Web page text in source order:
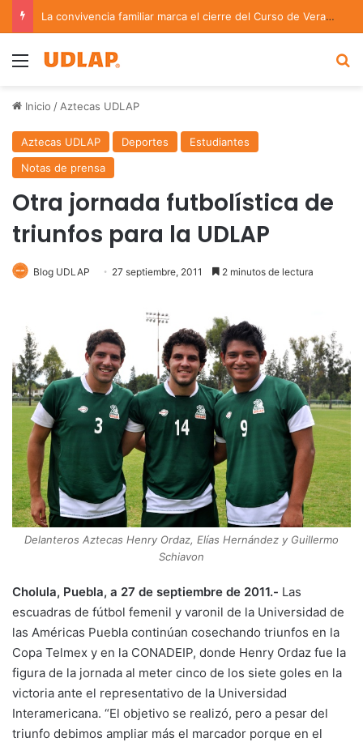
La convivencia familiar marca el cierre del Curso de Verano de Escuelas Aztecas
Menu
Inicio / Aztecas UDLAP
Aztecas UDLAP Deportes
Estudiantes
Notas de prensa
Otra jornada futbolística de
triunfos para la UDLAP
Blog UDLAP 27 septiembre, 2011 2 minutos de lectura
Delanteros Aztecas Henry Ordaz, Elías Hernández y Guillermo
Schiavon
Cholula, Puebla, a 27 de septiembre de 2011.- Las
escuadras de fútbol femenil y varonil de la Universidad de
las Américas Puebla continúan cosechando triunfos en la
Copa Telmex y en la CONADEIP, donde Henry Ordaz fue la
figura de la jornada al meter cinco de los siete goles en la
victoria ante el representativo de la Universidad
Interamericana. “El objetivo se realizó, pero a pesar del
triunfo debimos ampliar más el marcador porque en el